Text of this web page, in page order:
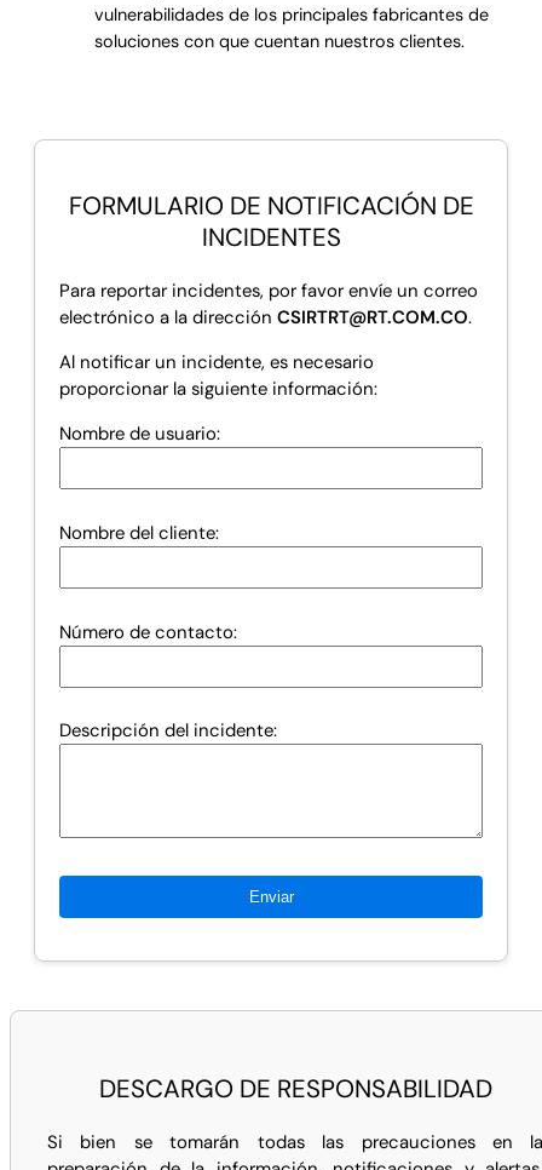
vulnerabilidades de los principales fabricantes de
soluciones con que cuentan nuestros clientes.
FORMULARIO DE NOTIFICACIÓN DE
INCIDENTES
Para reportar incidentes, por favor envíe un correo
electrónico a la dirección CSIRTRT@RT.COM.CO.
Al notificar un incidente, es necesario
proporcionar la siguiente información:
Nombre de usuario:
Nombre del cliente:
Número de contacto:
Descripción del incidente:
DESCARGO DE RESPONSABILIDAD
Si bien se tomarán todas las precauciones en